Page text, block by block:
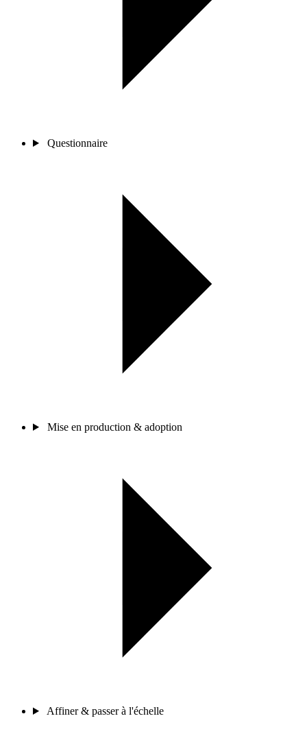
Questionnaire
Mise en production & adoption
Affiner & passer à l'échelle